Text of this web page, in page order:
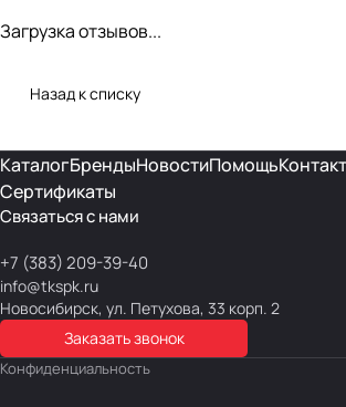
Загрузка отзывов...
Назад к списку
КаталогБрендыНовостиПомощь
Сертификаты
Связаться с нами
+7 (383) 209-39-40
info@tkspk.ru
Новосибирск, ул. Петухова, 33 корп. 2
Заказать звонок
Конфиденциальность